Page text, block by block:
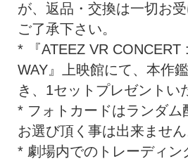
が、返品・ 交換は一切お受
ご了承下さい。
* 『ATEEZ VR CONCERT
WAY』上映館にて、本作
き、 1セットプレゼントい
* フォトカードはランダム
お選び頂く事は出来ません
* 劇場内でのトレーディン